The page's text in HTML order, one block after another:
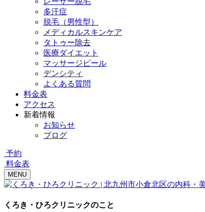
多汗症
脱毛（男性型）
メディカルスキンケア
タトゥー除去
医療ダイエット
マッサージピール
デンシティ
よくある質問
料金表
アクセス
新着情報
お知らせ
ブログ
予約
料金表
MENU
くろき・ひろクリニックのこと